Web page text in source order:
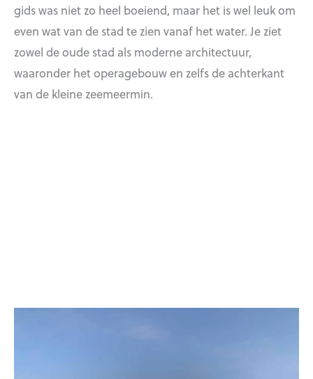
gids was niet zo heel boeiend, maar het is wel leuk om
even wat van de stad te zien vanaf het water. Je ziet
zowel de oude stad als moderne architectuur,
waaronder het operagebouw en zelfs de achterkant
van de kleine zeemeermin.